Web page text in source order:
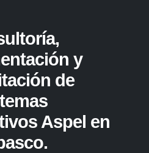
y
de
Aspel en